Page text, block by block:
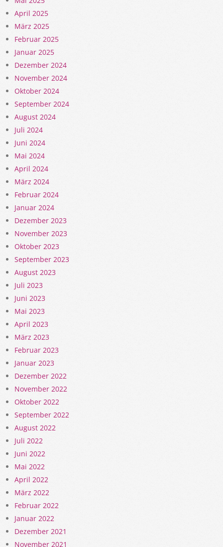
April 2025
März 2025
Februar 2025
Januar 2025
Dezember 2024
November 2024
Oktober 2024
September 2024
August 2024
Juli 2024
Juni 2024
Mai 2024
April 2024
März 2024
Februar 2024
Januar 2024
Dezember 2023
November 2023
Oktober 2023
September 2023
August 2023
Juli 2023
Juni 2023
Mai 2023
April 2023
März 2023
Februar 2023
Januar 2023
Dezember 2022
November 2022
Oktober 2022
September 2022
August 2022
Juli 2022
Juni 2022
Mai 2022
April 2022
März 2022
Februar 2022
Januar 2022
Dezember 2021
November 2021